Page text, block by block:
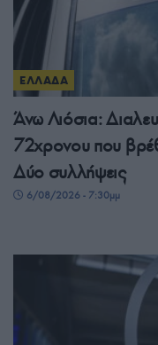
ΕΛΛΑΔΑ
Άνω Λιόσια:
72χρονου που
Δύο συλλήψεις
6/08/2026 - 7:30μμ